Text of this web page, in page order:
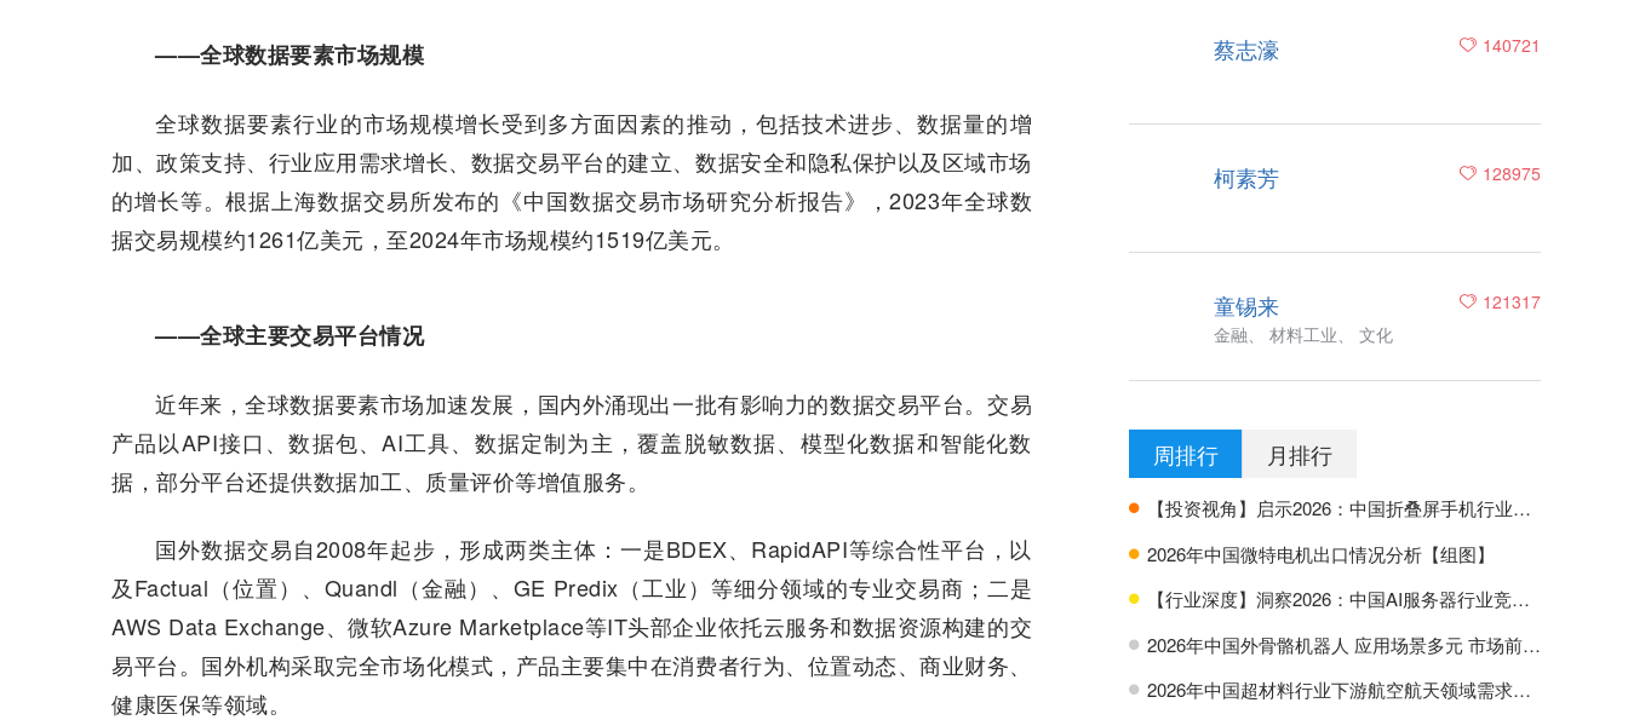
——全球数据要素市场规模
全球数据要素行业的市场规模增长受到多方面因素的推动，包括技术进步、数据量的增
加、政策支持、行业应用需求增长、数据交易平台的建立、数据安全和隐私保护以及区域市场
的增长等。根据上海数据交易所发布的《中国数据交易市场研究分析报告》，2023年全球数
140721
蔡志濠
128975
柯素芳
121317
童锡来
金融、 材料工业、 文化
周排行 月排行
H 【投资视角】启示2026：中国折叠屏手机行业投融资及兼并重组分析
H 2026年中国微特电机出口情况分析【组图】
H 【行业深度】洞察2026：中国AI服务器行业竞争格局及市场份额
H 2026年中国外骨骼机器人 应用场景多元 市场前景广阔【组图】
H 2026年中国超材料行业下游航空航天领域需求分析【组图】